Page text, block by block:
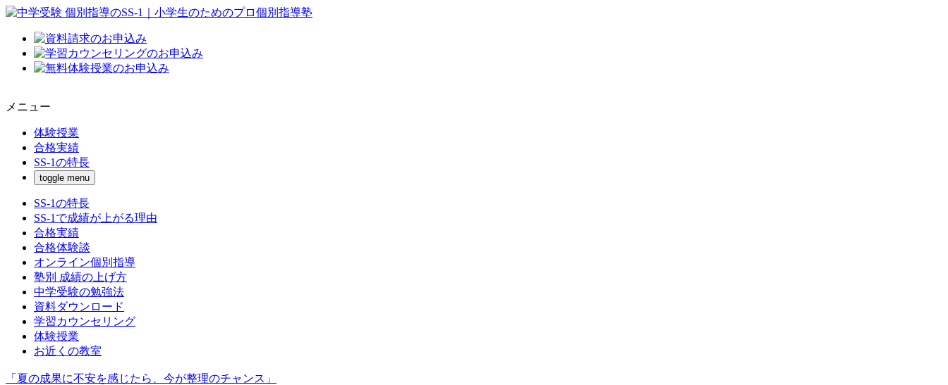
メニュー
体験授業
合格実績
SS-1の特長
toggle menu
SS-1の特長
SS-1で成績が上がる理由
合格実績
合格体験談
オンライン個別指導
塾別 成績の上げ方
中学受験の勉強法
資料ダウンロード
学習カウンセリング
体験授業
お近くの教室
「夏の成果に不安を感じたら、今が整理のチャンス」